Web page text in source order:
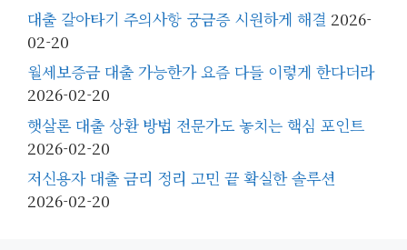
대출 갈아타기 주의사항 궁금증 시원하게 해결 2026-
02-20
월세보증금 대출 가능한가 요즘 다들 이렇게 한다더라
2026-02-20
햇살론 대출 상환 방법 전문가도 놓치는 핵심 포인트
2026-02-20
저신용자 대출 금리 정리 고민 끝 확실한 솔루션
2026-02-20